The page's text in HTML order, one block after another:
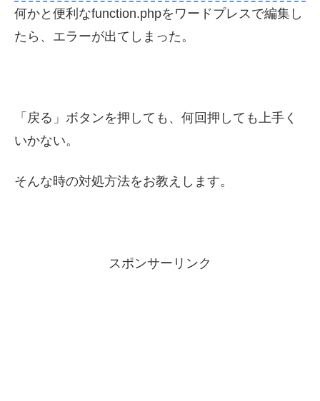
何かと便利なfunction.phpをワードプレスで編集し
たら、エラーが出てしまった。
「戻る」ボタンを押しても、何回押しても上手く
いかない。
そんな時の対処方法をお教えします。
スポンサーリンク